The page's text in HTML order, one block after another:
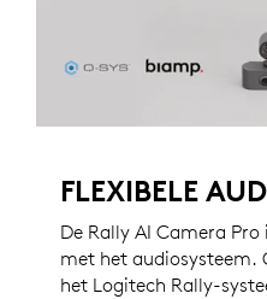
FLEXIBELE
De Rally AI Camera
met het audiosysteem.
het Logitech Rally-